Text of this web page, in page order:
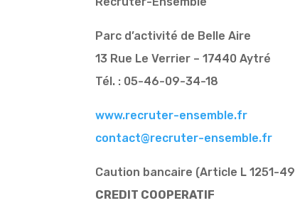
Parc d’activité de Belle Aire
13 Rue Le Verrier – 17440 Aytré
Tél. : 05-46-09-34-18
www.recruter-ensemble.fr
contact@recruter-ensemble.fr
Caution bancaire (Article L 1251-
CREDIT COOPERATIF